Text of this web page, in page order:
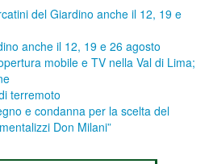
del Giardino anche il 12, 19 e
anche il 12, 19 e 26 agosto
mobile e TV nella Val di Lima;
terremoto
e condanna per la scelta del
Don Milani”